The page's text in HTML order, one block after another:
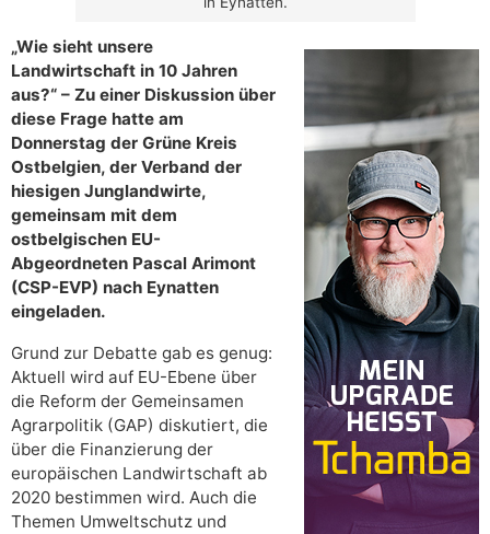
„Wie sieht unsere
Landwirtschaft in 10 Jahren
aus?“ – Zu einer Diskussion über
diese Frage hatte am
Donnerstag der Grüne Kreis
Ostbelgien, der Verband der
hiesigen Junglandwirte,
gemeinsam mit dem
ostbelgischen EU-
Abgeordneten Pascal Arimont
(CSP-EVP) nach Eynatten
eingeladen.
Grund zur Debatte gab es genug:
Aktuell wird auf EU-Ebene über
die Reform der Gemeinsamen
Agrarpolitik (GAP) diskutiert, die
über die Finanzierung der
europäischen Landwirtschaft ab
2020 bestimmen wird. Auch die
Themen Umweltschutz und